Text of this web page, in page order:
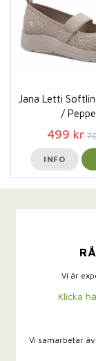
Jana Letti
/
499 kr
INFO
Vi är
Klicka
Vi samarbetar